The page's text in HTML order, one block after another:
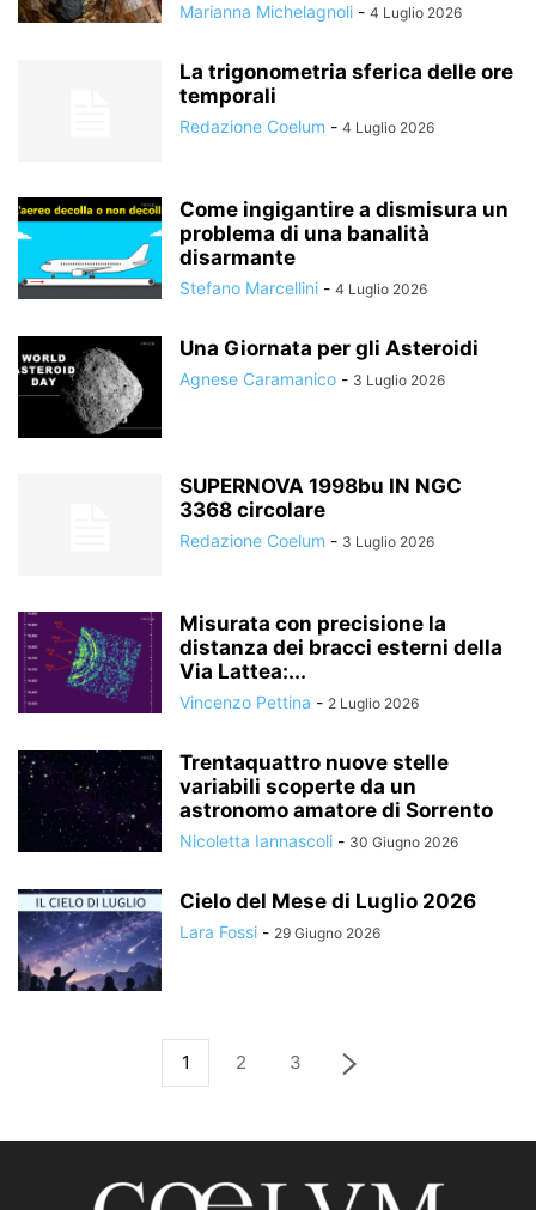
Marianna Michelagnoli - 4 Luglio 2026
La trigonometria sferica delle ore
temporali
Redazione Coelum - 4 Luglio 2026
Come ingigantire a dismisura un
problema di una banalità
disarmante
Stefano Marcellini - 4 Luglio 2026
Una Giornata per gli Asteroidi
Agnese Caramanico - 3 Luglio 2026
SUPERNOVA 1998bu IN NGC
3368 circolare
Redazione Coelum - 3 Luglio 2026
Misurata con precisione la
distanza dei bracci esterni della
Via Lattea:...
Vincenzo Pettina - 2 Luglio 2026
Trentaquattro nuove stelle
variabili scoperte da un
astronomo amatore di Sorrento
Nicoletta Iannascoli - 30 Giugno 2026
Cielo del Mese di Luglio 2026
Lara Fossi - 29 Giugno 2026
1 2 3